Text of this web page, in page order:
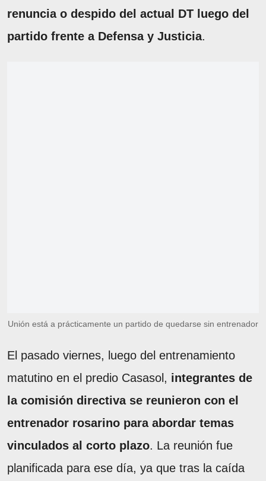
renuncia o despido del actual DT luego del
partido frente a Defensa y Justicia.
Unión está a prácticamente un partido de quedarse sin entrenador
El pasado viernes, luego del entrenamiento
matutino en el predio Casasol, integrantes de
la comisión directiva se reunieron con el
entrenador rosarino para abordar temas
vinculados al corto plazo. La reunión fue
planificada para ese día, ya que tras la caída